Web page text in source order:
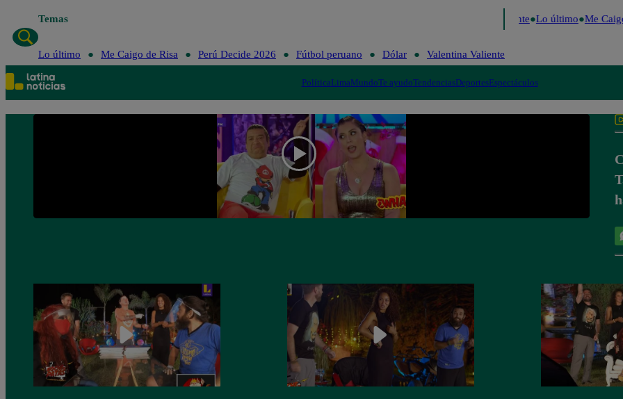
Temas Valentina Valiente Lo último Me
Lo último Me Caigo de Risa Perú Decide 2026 Fútbol peruano Dólar Valentina Valiente
PolíticaLimaMundoTe ayudoTendenciasDeportesEspectáculos